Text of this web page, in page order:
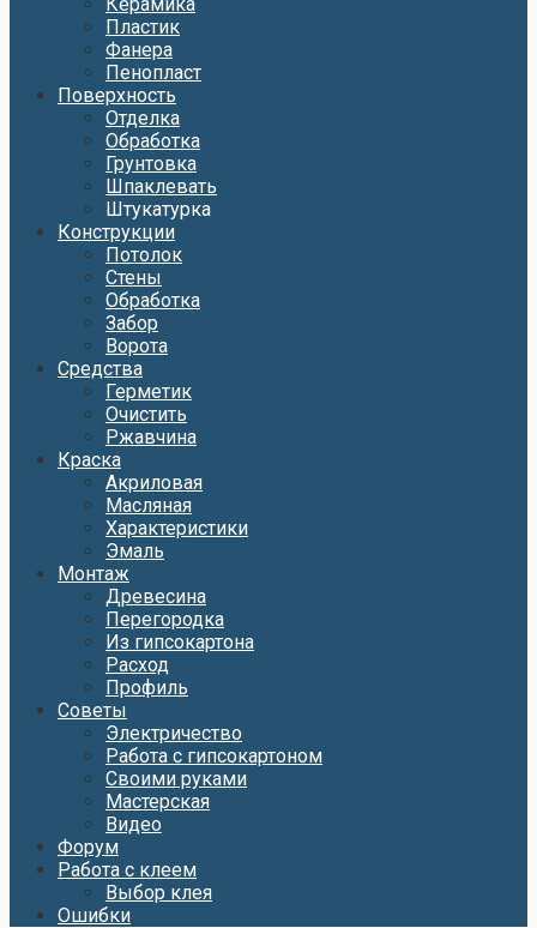
Пластик
Фанера
Пенопласт
Поверхность
Отделка
Обработка
Грунтовка
Шпаклевать
Штукатурка
Конструкции
Потолок
Стены
Обработка
Забор
Ворота
Средства
Герметик
Очистить
Ржавчина
Краска
Акриловая
Масляная
Характеристики
Эмаль
Монтаж
Древесина
Перегородка
Из гипсокартона
Расход
Профиль
Советы
Электричество
Работа с гипсокартоном
Своими руками
Мастерская
Видео
Форум
Работа с клеем
Выбор клея
Ошибки